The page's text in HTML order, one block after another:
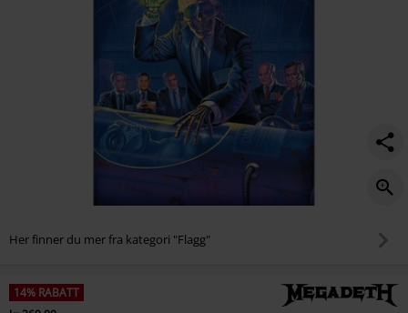
Her finner du mer fra kategori "Flagg"
14% RABATT